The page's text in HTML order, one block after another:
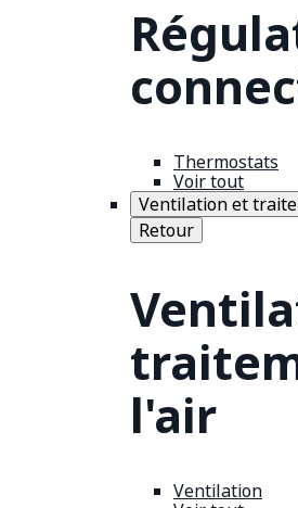
Thermostats
Voir tout
Ventilation et
Retour
l'air
Ventilation